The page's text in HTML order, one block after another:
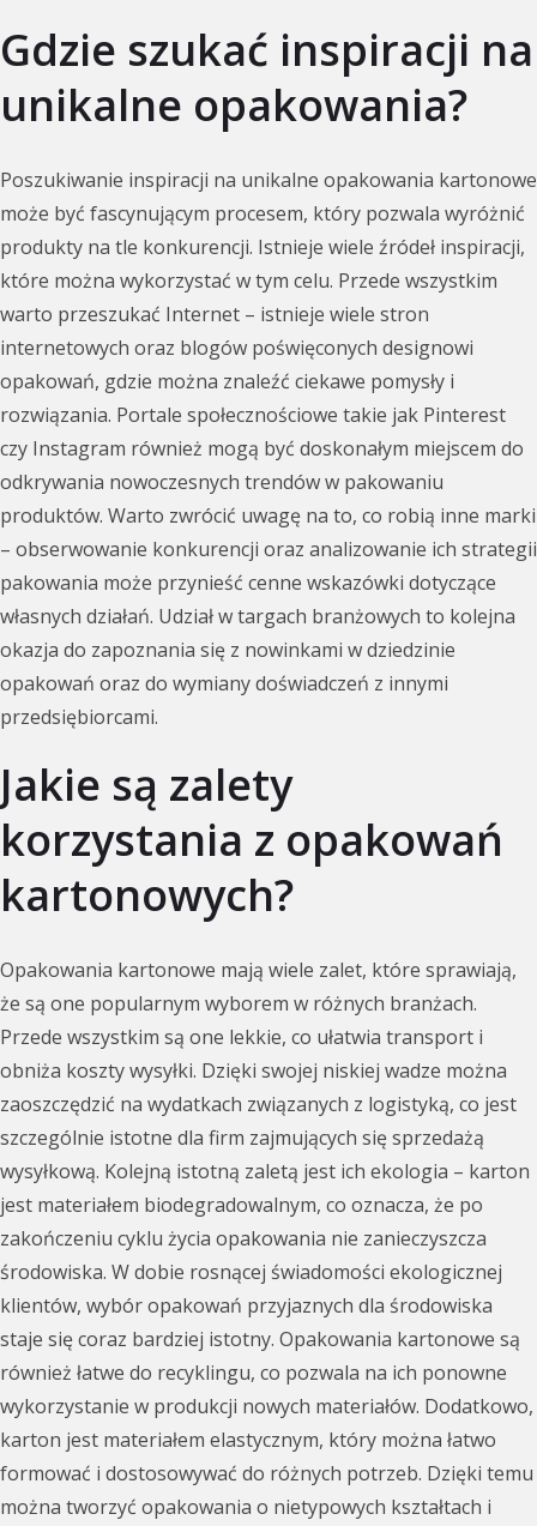
Gdzie szukać inspiracji na
unikalne opakowania?
Poszukiwanie inspiracji na unikalne opakowania kartonowe
może być fascynującym procesem, który pozwala wyróżnić
produkty na tle konkurencji. Istnieje wiele źródeł inspiracji,
które można wykorzystać w tym celu. Przede wszystkim
warto przeszukać Internet – istnieje wiele stron
internetowych oraz blogów poświęconych designowi
opakowań, gdzie można znaleźć ciekawe pomysły i
rozwiązania. Portale społecznościowe takie jak Pinterest
czy Instagram również mogą być doskonałym miejscem do
odkrywania nowoczesnych trendów w pakowaniu
produktów. Warto zwrócić uwagę na to, co robią inne marki
– obserwowanie konkurencji oraz analizowanie ich strategii
pakowania może przynieść cenne wskazówki dotyczące
własnych działań. Udział w targach branżowych to kolejna
okazja do zapoznania się z nowinkami w dziedzinie
opakowań oraz do wymiany doświadczeń z innymi
przedsiębiorcami.
Jakie są zalety
korzystania z opakowań
kartonowych?
Opakowania kartonowe mają wiele zalet, które sprawiają,
że są one popularnym wyborem w różnych branżach.
Przede wszystkim są one lekkie, co ułatwia transport i
obniża koszty wysyłki. Dzięki swojej niskiej wadze można
zaoszczędzić na wydatkach związanych z logistyką, co jest
szczególnie istotne dla firm zajmujących się sprzedażą
wysyłkową. Kolejną istotną zaletą jest ich ekologia – karton
jest materiałem biodegradowalnym, co oznacza, że po
zakończeniu cyklu życia opakowania nie zanieczyszcza
środowiska. W dobie rosnącej świadomości ekologicznej
klientów, wybór opakowań przyjaznych dla środowiska
staje się coraz bardziej istotny. Opakowania kartonowe są
również łatwe do recyklingu, co pozwala na ich ponowne
wykorzystanie w produkcji nowych materiałów. Dodatkowo,
karton jest materiałem elastycznym, który można łatwo
formować i dostosowywać do różnych potrzeb. Dzięki temu
można tworzyć opakowania o nietypowych kształtach i